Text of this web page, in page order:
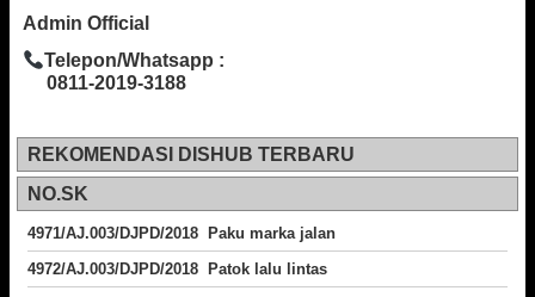
Admin Official
Telepon/Whatsapp :
0811-2019-3188
REKOMENDASI DISHUB TERBARU
NO.SK
4971/AJ.003/DJPD/2018 Paku marka jalan
4972/AJ.003/DJPD/2018 Patok lalu lintas